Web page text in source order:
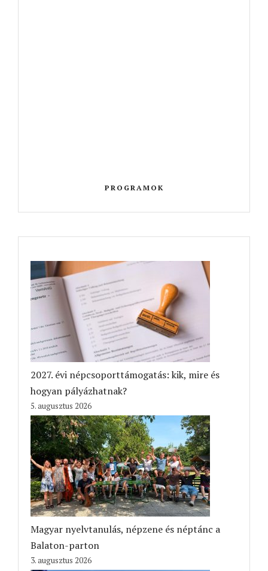
PROGRAMOK
2027. évi népcsoporttámogatás: kik, mire és
hogyan pályázhatnak?
5. augusztus 2026
Magyar nyelvtanulás, népzene és néptánc a
Balaton-parton
3. augusztus 2026